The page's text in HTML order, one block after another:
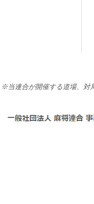
※当連合が開催する道場、対